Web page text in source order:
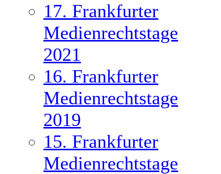
17. Frankfurter
Medienrechtstage
2021
16. Frankfurter
Medienrechtstage
2019
15. Frankfurter
Medienrechtstage